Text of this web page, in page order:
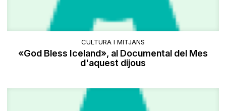
CULTURA I MITJANS
«God Bless Iceland», al Documental del Mes
d'aquest dijous